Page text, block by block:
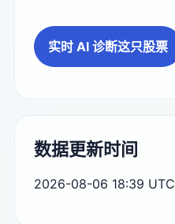
实时 AI 诊断这只股票
数据更新时间
2026-08-06 18:39 UTC